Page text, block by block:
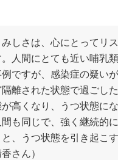
みしさは、心にとってリ
人間にとても近い哺乳
ですが、感染症の疑い
離された状態で過ごし
高くなり、うつ状態に
も同じで、強く継続的
、うつ状態を引き起こ
さん）